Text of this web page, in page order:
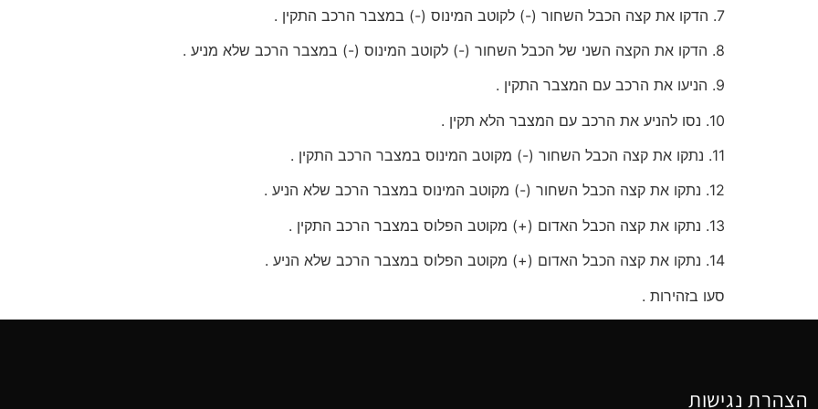
7. הדקו את קצה הכבל השחור (-) לקוטב המינוס (-) במצבר הרכב התקין .
8. הדקו את הקצה השני של הכבל השחור (-) לקוטב המינוס (-) במצבר הרכב שלא מניע .
9. הניעו את הרכב עם המצבר התקין .
10. נסו להניע את הרכב עם המצבר הלא תקין .
11. נתקו את קצה הכבל השחור (-) מקוטב המינוס במצבר הרכב התקין .
12. נתקו את קצה הכבל השחור (-) מקוטב המינוס במצבר הרכב שלא הניע .
13. נתקו את קצה הכבל האדום (+) מקוטב הפלוס במצבר הרכב התקין .
14. נתקו את קצה הכבל האדום (+) מקוטב הפלוס במצבר הרכב שלא הניע .
סעו בזהירות .
הצהרת נגישות